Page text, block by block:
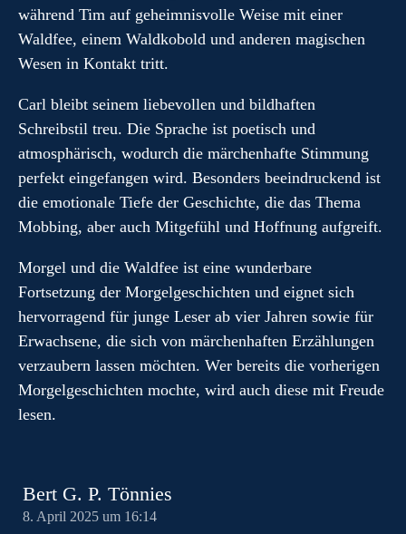
während Tim auf geheimnisvolle Weise mit einer
Waldfee, einem Waldkobold und anderen magischen
Wesen in Kontakt tritt.
Carl bleibt seinem liebevollen und bildhaften
Schreibstil treu. Die Sprache ist poetisch und
atmosphärisch, wodurch die märchenhafte Stimmung
perfekt eingefangen wird. Besonders beeindruckend ist
die emotionale Tiefe der Geschichte, die das Thema
Mobbing, aber auch Mitgefühl und Hoffnung aufgreift.
Morgel und die Waldfee ist eine wunderbare
Fortsetzung der Morgelgeschichten und eignet sich
hervorragend für junge Leser ab vier Jahren sowie für
Erwachsene, die sich von märchenhaften Erzählungen
verzaubern lassen möchten. Wer bereits die vorherigen
Morgelgeschichten mochte, wird auch diese mit Freude
lesen.
Bert G. P. Tönnies
8. April 2025 um 16:14